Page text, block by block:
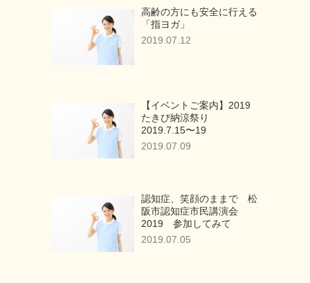
高齢の方にも安全に行える
「指ヨガ」
2019.07.12
【イベントご案内】2019
たきび納涼祭り
2019.7.15〜19
2019.07.09
認知症、笑顔のままで 松
阪市認知症市民講演会
2019 参加してみて
2019.07.05